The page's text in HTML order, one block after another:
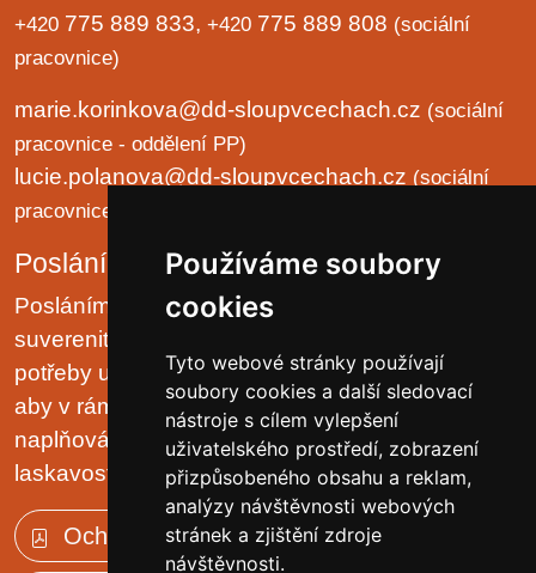
Používáme soubory
cookies
Tyto webové stránky používají
soubory cookies a další sledovací
nástroje s cílem vylepšení
uživatelského prostředí, zobrazení
přizpůsobeného obsahu a reklam,
analýzy návštěvnosti webových
stránek a zjištění zdroje
návštěvnosti.
+420 775 889 833, +420 775 889 808 (sociální
pracovnice)
marie.korinkova@dd-sloupvcechach.cz (sociální
pracovnice - oddělení PP)
lucie.polanova@dd-sloupvcechach.cz (sociální
pracovnice - oddělení B a LP)
Poslání organizace
Posláním domova je chránit lidská práva a
suverenitu uživatelů. Zjišťovat a zajišťovat životní
potřeby uživatelů v prostředí malých komunit tak,
aby v rámci možností pobytového zařízení, jejich
naplňování plynulo přirozeně, v klidu, trpělivě a s
laskavostí vlastní rodinnému prostředí.
Ochrana osobních údajů (GDPR)